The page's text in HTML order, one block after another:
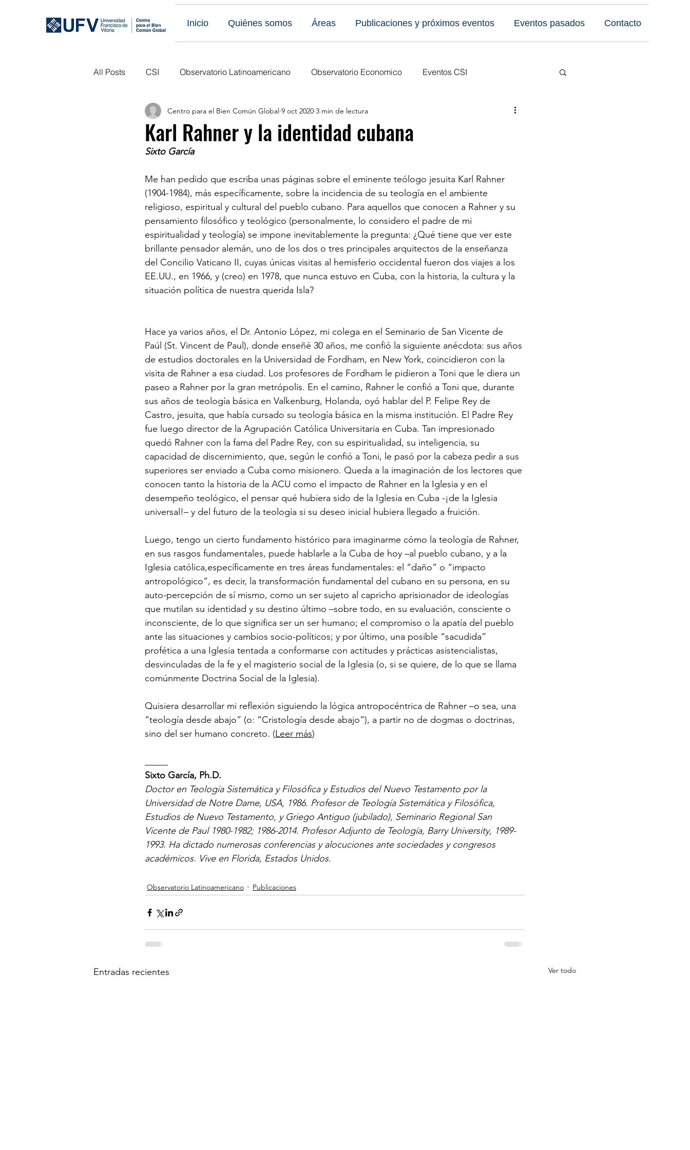
Inicio Quiénes somos Áreas Publicaciones y próximos eventos Eventos pasados Contacto
All Posts CSI Observatorio Latinoamericano Observatorio Economico Eventos CSI
Eventos Obs LATAM Publicaciones Todos los eventos
Eventos Pasados
Karl Rahner y la identidad cubana
Centro para el Bien Común Global 9 oct 2020 3 min de lectura
Sixto García
Me han pedido que escriba unas páginas sobre el eminente teólogo jesuita Karl Rahner
(1904-1984), más específicamente, sobre la incidencia de su teología en el ambiente
religioso, espiritual y cultural del pueblo cubano. Para aquellos que conocen a Rahner y su
pensamiento filosófico y teológico (personalmente, lo considero el padre de mi
espiritualidad y teología) se impone inevitablemente la pregunta: ¿Qué tiene que ver este
brillante pensador alemán, uno de los dos o tres principales arquitectos de la enseñanza
del Concilio Vaticano II, cuyas únicas visitas al hemisferio occidental fueron dos viajes a los
EE.UU., en 1966, y (creo) en 1978, que nunca estuvo en Cuba, con la historia, la cultura y la
situación política de nuestra querida Isla?
Hace ya varios años, el Dr. Antonio López, mi colega en el Seminario de San Vicente de
Paúl (St. Vincent de Paul), donde enseñé 30 años, me confió la siguiente anécdota: sus años
de estudios doctorales en la Universidad de Fordham, en New York, coincidieron con la
visita de Rahner a esa ciudad. Los profesores de Fordham le pidieron a Toni que le diera un
paseo a Rahner por la gran metrópolis. En el camino, Rahner le confió a Toni que, durante
sus años de teología básica en Valkenburg, Holanda, oyó hablar del P. Felipe Rey de
Castro, jesuita, que había cursado su teología básica en la misma institución. El Padre Rey
fue luego director de la Agrupación Católica Universitaria en Cuba. Tan impresionado
quedó Rahner con la fama del Padre Rey, con su espiritualidad, su inteligencia, su
capacidad de discernimiento, que, según le confió a Toni, le pasó por la cabeza pedir a sus
superiores ser enviado a Cuba como misionero. Queda a la imaginación de los lectores que
conocen tanto la historia de la ACU como el impacto de Rahner en la Iglesia y en el
desempeño teológico, el pensar qué hubiera sido de la Iglesia en Cuba -¡de la Iglesia
universal!– y del futuro de la teología si su deseo inicial hubiera llegado a fruición.
Luego, tengo un cierto fundamento histórico para imaginarme cómo la teología de Rahner,
en sus rasgos fundamentales, puede hablarle a la Cuba de hoy –al pueblo cubano, y a la
Iglesia católica,específicamente en tres áreas fundamentales: el “daño” o “impacto
antropológico”, es decir, la transformación fundamental del cubano en su persona, en su
auto-percepción de sí mismo, como un ser sujeto al capricho aprisionador de ideologías
que mutilan su identidad y su destino último –sobre todo, en su evaluación, consciente o
inconsciente, de lo que significa ser un ser humano; el compromiso o la apatía del pueblo
ante las situaciones y cambios socio-políticos; y por último, una posible “sacudida”
profética a una Iglesia tentada a conformarse con actitudes y prácticas asistencialistas,
desvinculadas de la fe y el magisterio social de la Iglesia (o, si se quiere, de lo que se llama
comúnmente Doctrina Social de la Iglesia).
Quisiera desarrollar mi reflexión siguiendo la lógica antropocéntrica de Rahner –o sea, una
“teología desde abajo” (o: “Cristología desde abajo”), a partir no de dogmas o doctrinas,
sino del ser humano concreto. (Leer más)
Sixto García, Ph.D.
Doctor en Teología Sistemática y Filosófica y Estudios del Nuevo Testamento por la
Universidad de Notre Dame, USA, 1986. Profesor de Teología Sistemática y Filosófica,
Estudios de Nuevo Testamento, y Griego Antiguo (jubilado), Seminario Regional San
Vicente de Paul 1980-1982; 1986-2014. Profesor Adjunto de Teología, Barry University, 1989-
1993. Ha dictado numerosas conferencias y alocuciones ante sociedades y congresos
académicos. Vive en Florida, Estados Unidos.
Observatorio Latinoamericano Publicaciones
Entradas recientes Ver todo